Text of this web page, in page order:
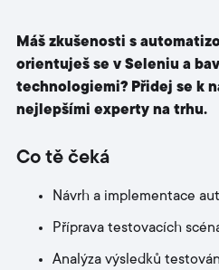
Máš zkušenosti s
orientuješ se v Seleniu a
technologiemi? Přidej se k
nejlepšími experty na trhu.
Co tě čeká
Návrh a implementace
Příprava testovacích
Analýza výsledků